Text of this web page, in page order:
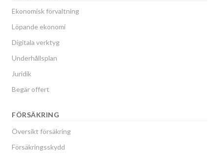
Ekonomisk förvaltning
Löpande ekonomi
Digitala verktyg
Underhållsplan
Juridik
Begär offert
FÖRSÄKRING
Översikt försäkring
Försäkringsskydd